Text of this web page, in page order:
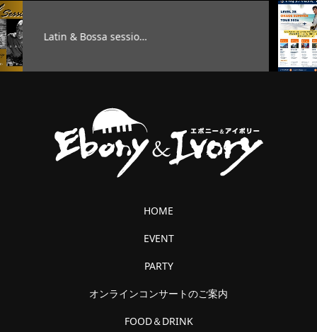
TAG’S MUSIC LAB
HOME
EVENT
PARTY
オンラインコンサートのご案内
FOOD＆DRINK